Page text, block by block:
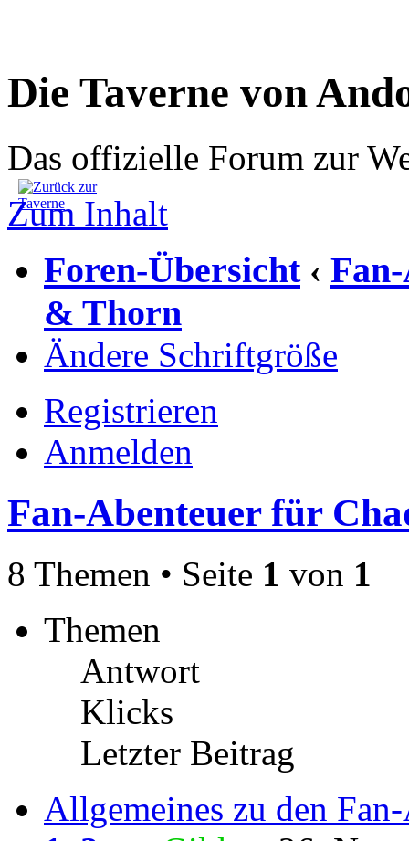
Die Taverne von
Das offizielle Forum zur
Zum Inhalt
Foren-Übersicht ‹
& Thorn
Ändere Schriftgröße
Registrieren
Anmelden
Fan-Abenteuer für
8 Themen • Seite 1 von 1
Themen
Antwort
Klicks
Letzter Beitrag
Allgemeines zu den